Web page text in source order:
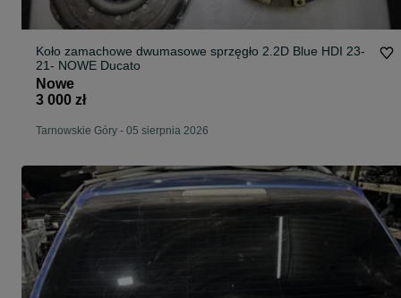
Koło zamachowe dwumasowe sprzęgło 2.2D Blue HDI 23-
21- NOWE Ducato
Nowe
3 000 zł
Tarnowskie Góry - 05 sierpnia 2026